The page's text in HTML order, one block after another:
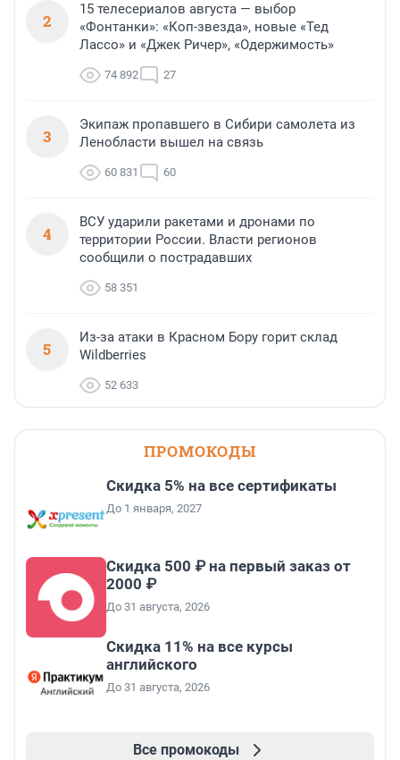
2
15 телесериалов августа — выбор
«Фонтанки»: «Коп-звезда», новые «Тед
Лассо» и «Джек Ричер», «Одержимость»
74 892 27
3
Экипаж пропавшего в Сибири самолета из
Ленобласти вышел на связь
60 831 60
4
ВСУ ударили ракетами и дронами по
территории России. Власти регионов
сообщили о пострадавших
58 351
5
Из-за атаки в Красном Бору горит склад
Wildberries
52 633
ПРОМОКОДЫ
Скидка 5% на все сертификаты
До 1 января, 2027
Скидка 500 ₽ на первый заказ от
2000 ₽
До 31 августа, 2026
Скидка 11% на все курсы
английского
До 31 августа, 2026
Все промокоды